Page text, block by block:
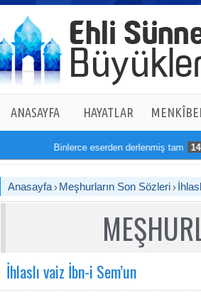
ANASAYFA HAYATLAR
Binlerce eserden derlenmiş tam 14
Anasayfa Meşhurların Son Sözleri
İhlaslı vaiz İbn-i Sem’un